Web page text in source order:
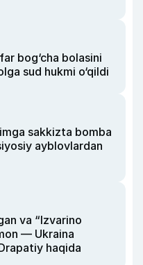
bog‘cha bolasini
sud hukmi o‘qildi
sakkizta bomba
ayblovlardan
va “Izvarino
— Ukraina
haqida